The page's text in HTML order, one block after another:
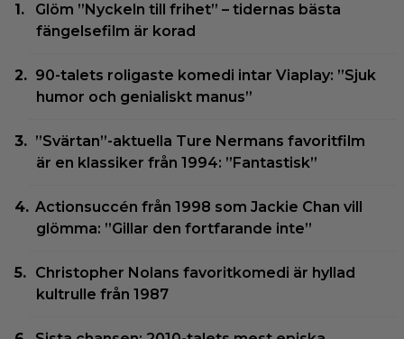
Glöm ”Nyckeln till frihet” – tidernas bästa
fängelsefilm är korad
90-talets roligaste komedi intar Viaplay: ”Sjuk
humor och genialiskt manus”
”Svärtan”-aktuella Ture Nermans favoritfilm
är en klassiker från 1994: ”Fantastisk”
Actionsuccén från 1998 som Jackie Chan vill
glömma: ”Gillar den fortfarande inte”
Christopher Nolans favoritkomedi är hyllad
kultrulle från 1987